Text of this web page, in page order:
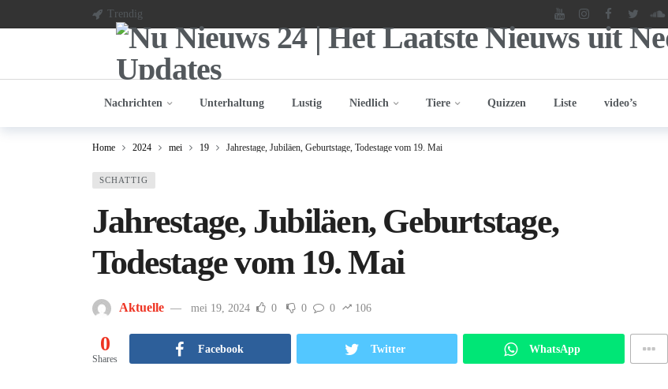
Trendig
Nachrichten Unterhaltung Lustig Niedlich Tiere Quizzen Liste video’s
Home 2024 mei 19 Jahrestage, Jubiläen, Geburtstage, Todestage vom 19. Mai
SCHATTIG
Jahrestage, Jubiläen, Geburtstage,
Todestage vom 19. Mai
Aktuelle mei 19, 2024 0 0 0 106
0
Shares
Facebook Twitter WhatsApp